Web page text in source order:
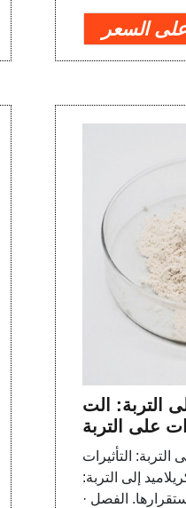
السعر
التربة: الت
على التربة
التربة: التأثيرات
إلى التربة:
الفصل ·